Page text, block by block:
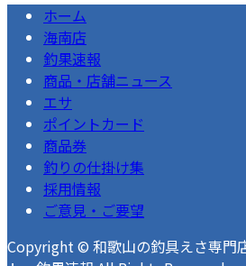
ホーム
海南店
釣果速報
商品・店舗ニュース
エサ
ポイントカード
商品券
釣りの仕掛け集
採用情報
ご意見・ご要望
Copyright © 和歌山の釣具えさ専